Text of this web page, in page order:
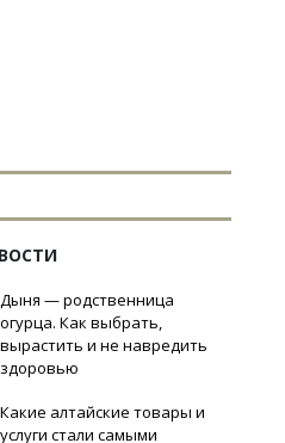
Дыня — родственница
огурца. Как выбрать,
вырастить и не навредить
здоровью
Какие алтайские товары и
услуги стали самыми